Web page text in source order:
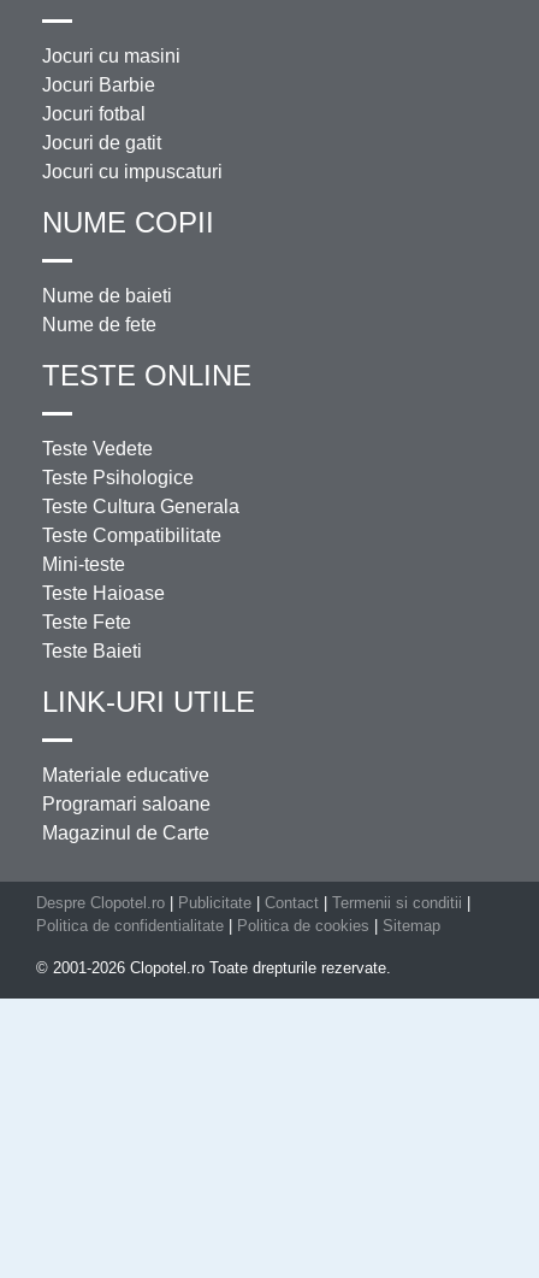
Jocuri cu masini
Jocuri Barbie
Jocuri fotbal
Jocuri de gatit
Jocuri cu impuscaturi
NUME COPII
Nume de baieti
Nume de fete
TESTE ONLINE
Teste Vedete
Teste Psihologice
Teste Cultura Generala
Teste Compatibilitate
Mini-teste
Teste Haioase
Teste Fete
Teste Baieti
LINK-URI UTILE
Materiale educative
Programari saloane
Magazinul de Carte
Despre Clopotel.ro Publicitate Contact Termenii si conditii
Politica de confidentialitate
Politica de cookies Sitemap
© 2001-2026 Clopotel.ro Toate drepturile rezervate.